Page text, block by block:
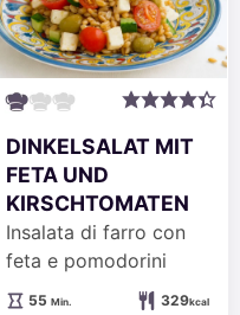
DINKELSALAT MIT
FETA UND
KIRSCHTOMATEN
Insalata di farro con
feta e pomodorini
55Minuten
Min. 329kcal